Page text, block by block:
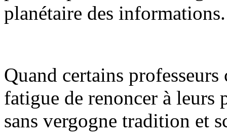
planétaire des informations.
Quand certains
fatigue de renoncer à leurs
sans vergogne tradition et